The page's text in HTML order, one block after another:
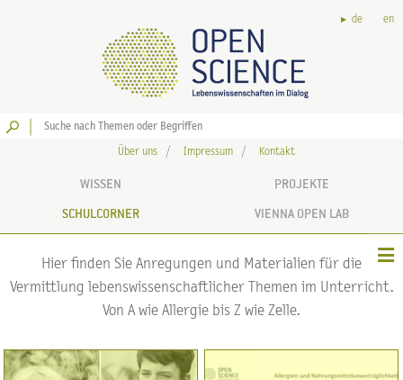
de en
Über uns Impressum Kontakt
WISSEN PROJEKTE
SCHULCORNER VIENNA OPEN LAB
Hier finden Sie Anregungen und Materialien für die
Vermittlung lebenswissenschaftlicher Themen im Unterricht.
Von A wie Allergie bis Z wie Zelle.